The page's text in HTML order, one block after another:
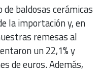
de baldosas cerámicas
la importación y, en
remesas al
un 22,1% y
de euros. Además,